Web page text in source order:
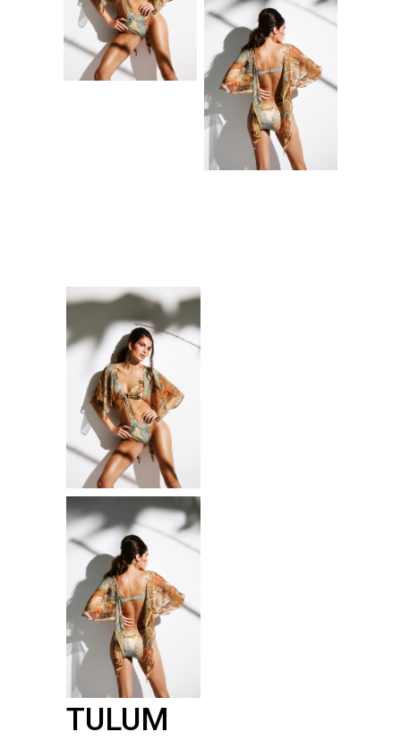
TULUM